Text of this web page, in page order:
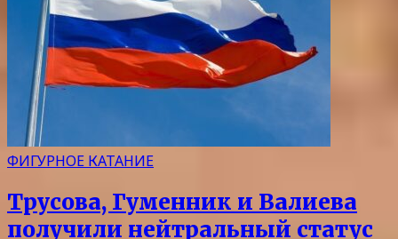
ФИГУРНОЕ КАТАНИЕ
Трусова, Гуменник и Валиева
получили нейтральный статус